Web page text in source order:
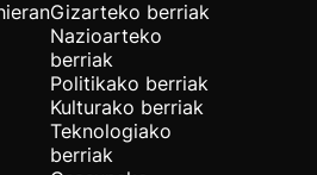
Gizarteko berriak
Nazioarteko
berriak
Politikako berriak
Kulturako berriak
Teknologiako
berriak